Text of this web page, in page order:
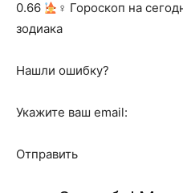
0.66
‍♀ Гороскоп на
зодиака
Нашли ошибку?
Укажите ваш email:
Отправить